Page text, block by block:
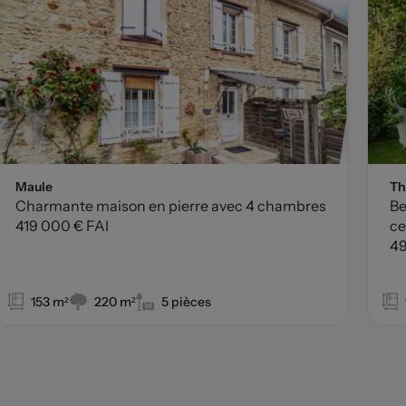
Maule
Charmante maison en pierre avec 4 chambres
419 000 € FAI
153 m² 220 m² 5 pièces